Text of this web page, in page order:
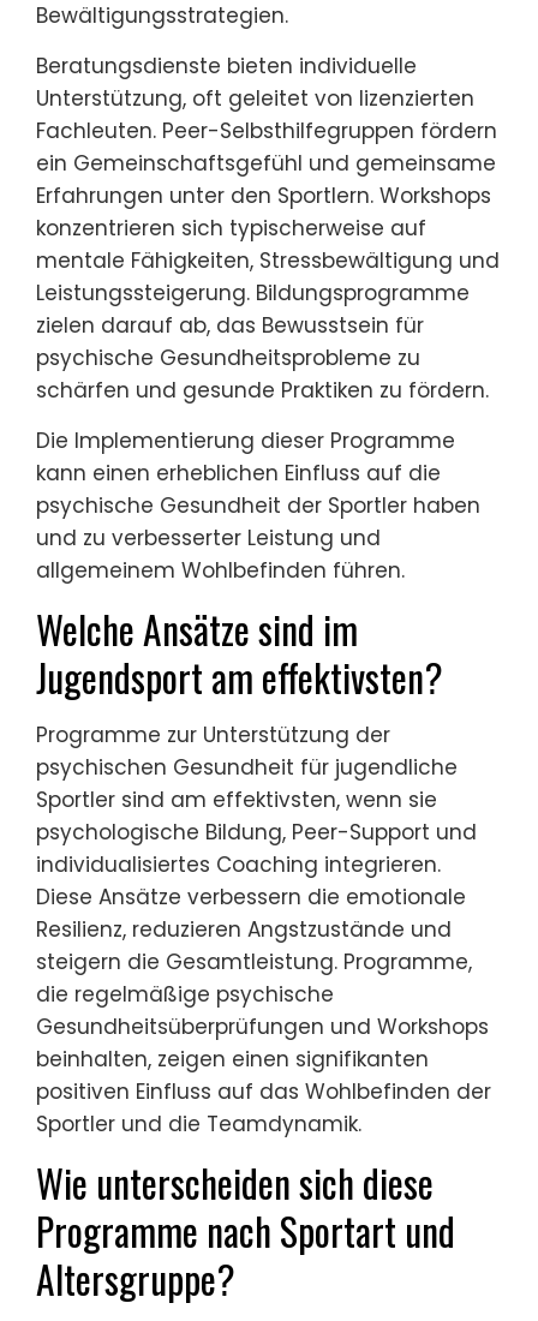
Bewältigungsstrategien.
Beratungsdienste bieten individuelle
Unterstützung, oft geleitet von lizenzierten
Fachleuten. Peer-Selbsthilfegruppen fördern
ein Gemeinschaftsgefühl und gemeinsame
Erfahrungen unter den Sportlern. Workshops
konzentrieren sich typischerweise auf
mentale Fähigkeiten, Stressbewältigung und
Leistungssteigerung. Bildungsprogramme
zielen darauf ab, das Bewusstsein für
psychische Gesundheitsprobleme zu
schärfen und gesunde Praktiken zu fördern.
Die Implementierung dieser Programme
kann einen erheblichen Einfluss auf die
psychische Gesundheit der Sportler haben
und zu verbesserter Leistung und
allgemeinem Wohlbefinden führen.
Welche Ansätze sind im
Jugendsport am effektivsten?
Programme zur Unterstützung der
psychischen Gesundheit für jugendliche
Sportler sind am effektivsten, wenn sie
psychologische Bildung, Peer-Support und
individualisiertes Coaching integrieren.
Diese Ansätze verbessern die emotionale
Resilienz, reduzieren Angstzustände und
steigern die Gesamtleistung. Programme,
die regelmäßige psychische
Gesundheitsüberprüfungen und Workshops
beinhalten, zeigen einen signifikanten
positiven Einfluss auf das Wohlbefinden der
Sportler und die Teamdynamik.
Wie unterscheiden sich diese
Programme nach Sportart und
Altersgruppe?